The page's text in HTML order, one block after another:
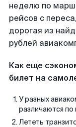
неделю по
рейсов с
дорогая из
рублей
Как еще
билет на
У разных
различаются по
Лететь